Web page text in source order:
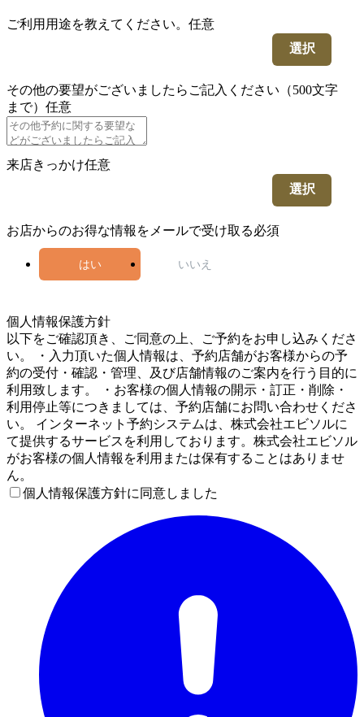
ご利用用途を教えてください。 任意
選択
その他の要望がございましたらご記入ください（500文字
まで） 任意
来店きっかけ任意
選択
お店からのお得な情報をメールで受け取る必須
はい いいえ
個人情報保護方針
以下をご確認頂き、ご同意の上、ご予約をお申し込みくださ
い。 ・入力頂いた個人情報は、予約店舗がお客様からの予
約の受付・確認・管理、及び店舗情報のご案内を行う目的に
利用致します。 ・お客様の個人情報の開示・訂正・削除・
利用停止等につきましては、予約店舗にお問い合わせくださ
い。 インターネット予約システムは、株式会社エビソルに
て提供するサービスを利用しております。株式会社エビソル
がお客様の個人情報を利用または保有することはありませ
ん。
個人情報保護方針に同意しました